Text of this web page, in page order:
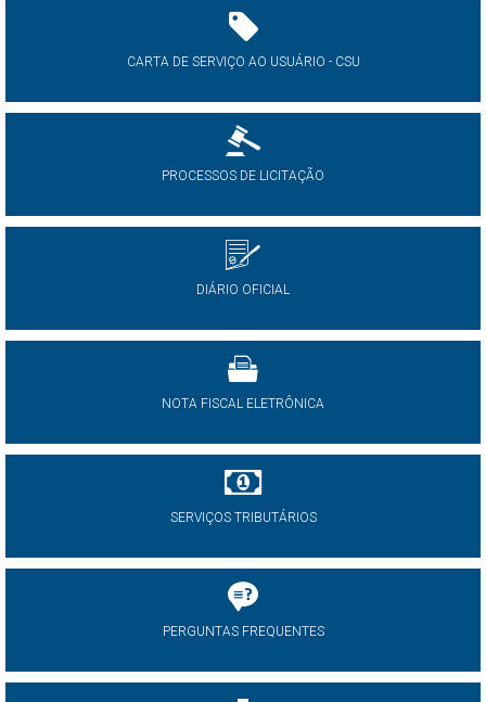
CARTA DE SERVIÇO AO USUÁRIO - CSU
PROCESSOS DE LICITAÇÃO
DIÁRIO OFICIAL
NOTA FISCAL ELETRÔNICA
SERVIÇOS TRIBUTÁRIOS
PERGUNTAS FREQUENTES